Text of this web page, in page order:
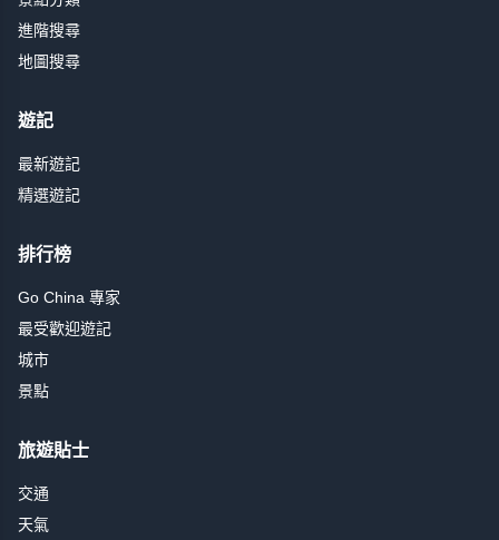
進階搜尋
地圖搜尋
遊記
最新遊記
精選遊記
排行榜
Go China 專家
最受歡迎遊記
城市
景點
旅遊貼士
交通
天氣